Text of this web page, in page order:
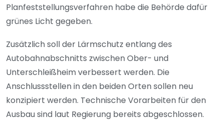
Planfeststellungsverfahren habe die Behörde dafür
grünes Licht gegeben.
Zusätzlich soll der Lärmschutz entlang des
Autobahnabschnitts zwischen Ober- und
Unterschleißheim verbessert werden. Die
Anschlussstellen in den beiden Orten sollen neu
konzipiert werden. Technische Vorarbeiten für den
Ausbau sind laut Regierung bereits abgeschlossen.